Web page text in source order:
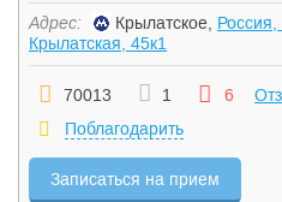
Адрес: Крылатское, Россия,
Крылатская, 45к1
70013 1 6
Поблагодарить
Записаться на прием